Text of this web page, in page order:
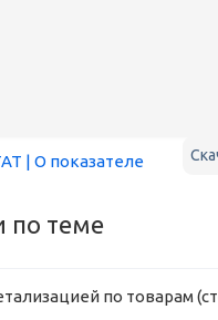
| О показателе
по теме
по товарам